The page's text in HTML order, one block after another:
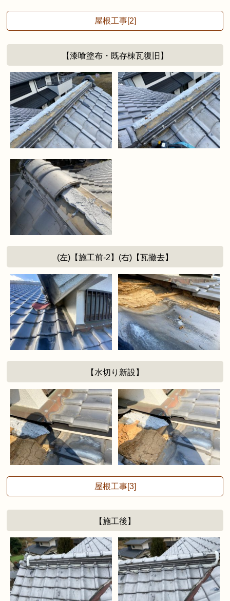
屋根工事[2]
【漆喰塗布・既存棟瓦復旧】
(左)【施工前-2】(右)【瓦撤去】
【水切り新設】
屋根工事[3]
【施工後】